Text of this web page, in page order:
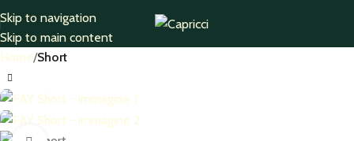
Skip to navigation
Skip to main content
Home Short